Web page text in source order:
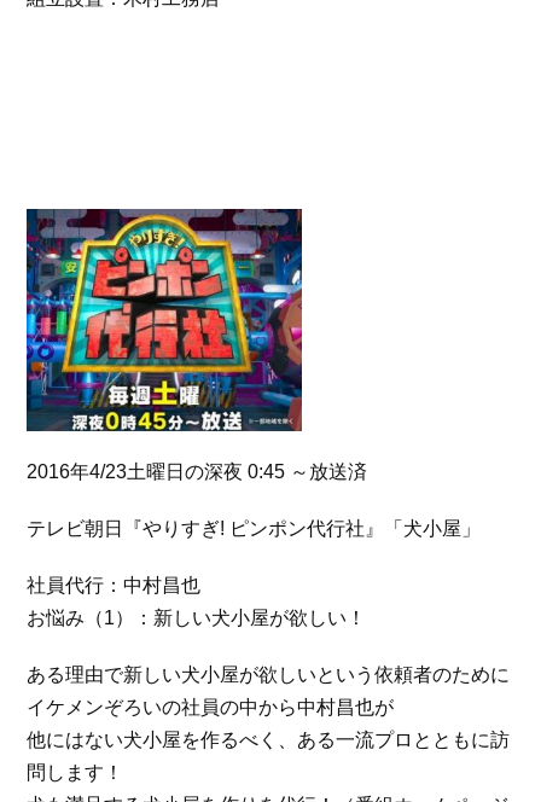
2016年4/23土曜日の深夜 0:45 ～放送済
テレビ朝日『やりすぎ! ピンポン代行社』「犬小屋」
社員代行：中村昌也
お悩み（1）：新しい犬小屋が欲しい！
ある理由で新しい犬小屋が欲しいという依頼者のために
イケメンぞろいの社員の中から中村昌也が
他にはない犬小屋を作るべく、ある一流プロとともに訪
問します！